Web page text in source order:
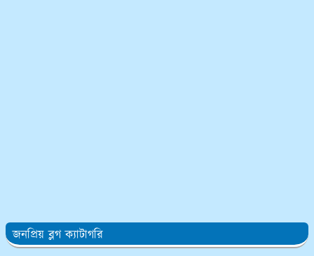
জনপ্রিয় ব্লগ ক্যাটাগরি